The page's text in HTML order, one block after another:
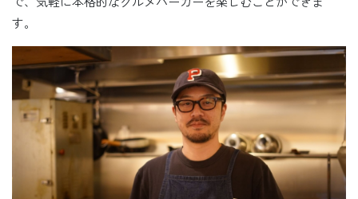
す。